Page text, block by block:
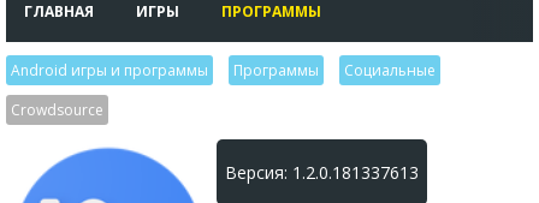
ГЛАВНАЯ ИГРЫ ПРОГРАММЫ
Android игры и программы Программы Социальные
Crowdsource
Версия: 1.2.0.181337613